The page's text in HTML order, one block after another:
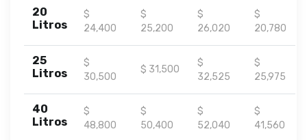
20
Litros
$
24,400
$
25,200
$
26,020
$
20,780
25
Litros
$
30,500
$ 31,500
$
32,525
$
25,975
40
Litros
$
48,800
$
50,400
$
52,040
$
41,560